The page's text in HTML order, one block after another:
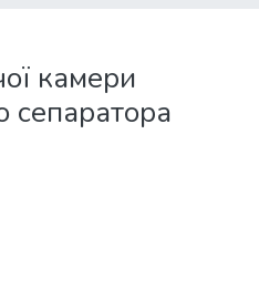
камери
сепаратора